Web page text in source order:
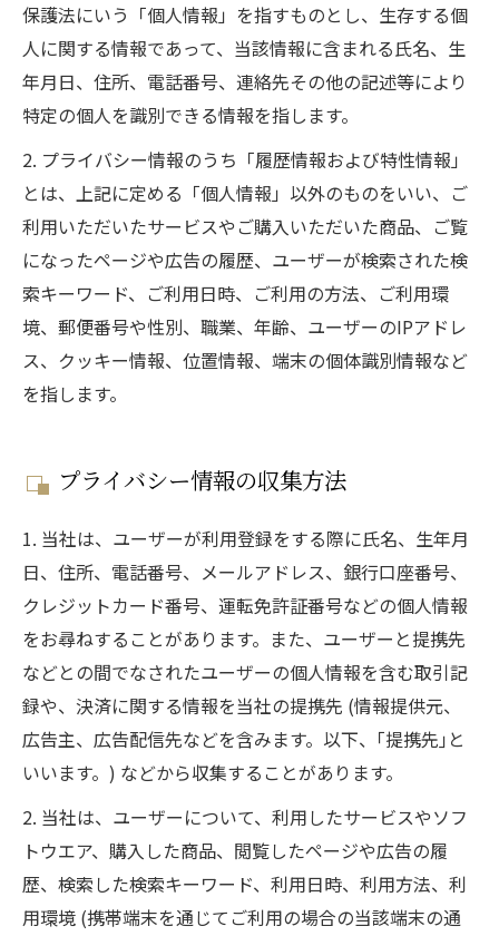
保護法にいう「個人情報」を指すものとし、生存する個
人に関する情報であって、当該情報に含まれる氏名、生
年月日、住所、電話番号、連絡先その他の記述等により
特定の個人を識別できる情報を指します。
2. プライバシー情報のうち「履歴情報および特性情報」
とは、上記に定める「個人情報」以外のものをいい、ご
利用いただいたサービスやご購入いただいた商品、ご覧
になったページや広告の履歴、ユーザーが検索された検
索キーワード、ご利用日時、ご利用の方法、ご利用環
境、郵便番号や性別、職業、年齢、ユーザーのIPアドレ
ス、クッキー情報、位置情報、端末の個体識別情報など
を指します。
プライバシー情報の収集方法
1. 当社は、ユーザーが利用登録をする際に氏名、生年月
日、住所、電話番号、メールアドレス、銀行口座番号、
クレジットカード番号、運転免許証番号などの個人情報
をお尋ねすることがあります。また、ユーザーと提携先
などとの間でなされたユーザーの個人情報を含む取引記
録や、決済に関する情報を当社の提携先 (情報提供元、
広告主、広告配信先などを含みます。以下、｢提携先｣と
いいます。) などから収集することがあります。
2. 当社は、ユーザーについて、利用したサービスやソフ
トウエア、購入した商品、閲覧したページや広告の履
歴、検索した検索キーワード、利用日時、利用方法、利
用環境 (携帯端末を通じてご利用の場合の当該端末の通